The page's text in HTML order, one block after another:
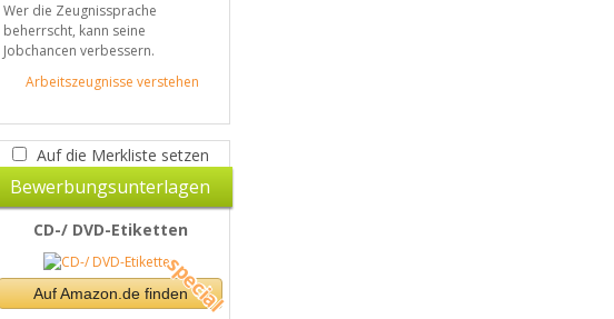
Wer die Zeugnissprache
beherrscht, kann seine
Jobchancen verbessern.
Arbeitszeugnisse verstehen
Auf die Merkliste setzen
Bewerbungsunterlagen
CD-/ DVD-Etiketten
Auf Amazon.de finden